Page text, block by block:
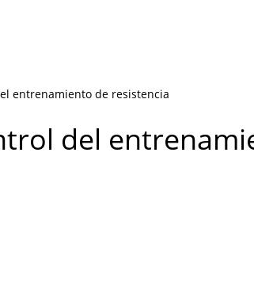
entrenamiento de resistencia
del